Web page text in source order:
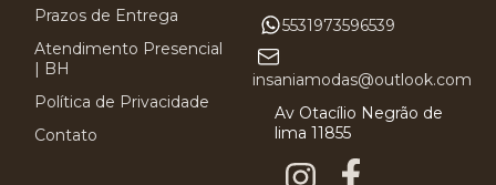
Prazos de Entrega
Atendimento Presencial
| BH
Política de Privacidade
Contato
5531973596539
insaniamodas@outlook.com
Av Otacílio Negrão de
lima 11855